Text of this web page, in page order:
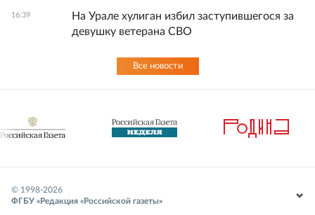
16:39
На Урале хулиган избил заступившегося за
девушку ветерана СВО
Все новости
© 1998-2026
ФГБУ «Редакция «Российской газеты»